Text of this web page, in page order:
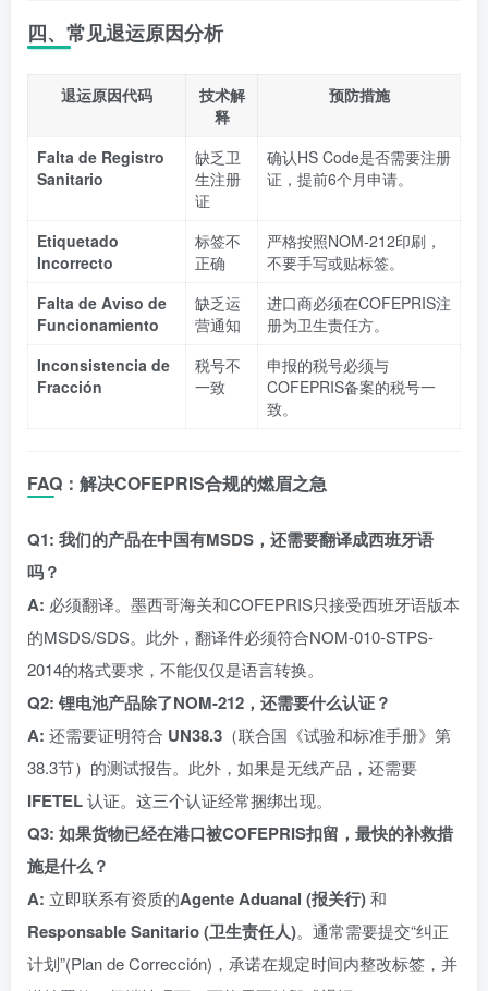
四、常见退运原因分析
退运原因代码
技术解
释
预防措施
Falta de Registro
Sanitario
缺乏卫
生注册
证
确认HS Code是否需要注册
证，提前6个月申请。
Etiquetado
Incorrecto
标签不
正确
严格按照NOM-212印刷，
不要手写或贴标签。
Falta de Aviso de
Funcionamiento
缺乏运
营通知
进口商必须在COFEPRIS注
册为卫生责任方。
Inconsistencia de
Fracción
税号不
一致
申报的税号必须与
COFEPRIS备案的税号一
致。
FAQ：解决COFEPRIS合规的燃眉之急
Q1: 我们的产品在中国有MSDS，还需要翻译成西班牙语
吗？
A: 必须翻译。墨西哥海关和COFEPRIS只接受西班牙语版本
的MSDS/SDS。此外，翻译件必须符合NOM-010-STPS-
2014的格式要求，不能仅仅是语言转换。
Q2: 锂电池产品除了NOM-212，还需要什么认证？
A: 还需要证明符合 UN38.3 （联合国《试验和标准手册》第
38.3节）的测试报告。此外，如果是无线产品，还需要
IFETEL认证。这三个认证经常捆绑出现。
Q3: 如果货物已经在港口被COFEPRIS扣留，最快的补救措
施是什么？
A: 立即联系有资质的Agente Aduanal (报关行)和
Responsable Sanitario (卫生责任人)。通常需要提交“纠正
计划”(Plan de Corrección)，承诺在规定时间内整改标签，并